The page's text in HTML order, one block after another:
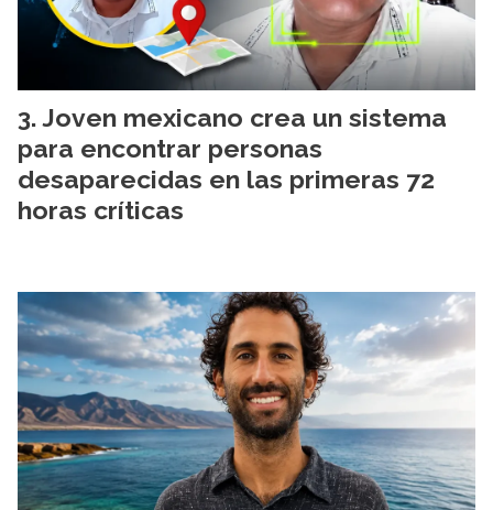
Joven mexicano crea un sistema
para encontrar personas
desaparecidas en las primeras 72
horas críticas